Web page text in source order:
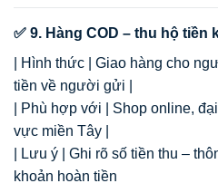
✅ 9. Hàng COD – thu hộ tiền
| Hình thức | Giao hàng cho
tiền về người gửi |
| Phù hợp với | Shop online,
vực miền Tây |
| Lưu ý | Ghi rõ số tiền thu –
khoản hoàn tiền